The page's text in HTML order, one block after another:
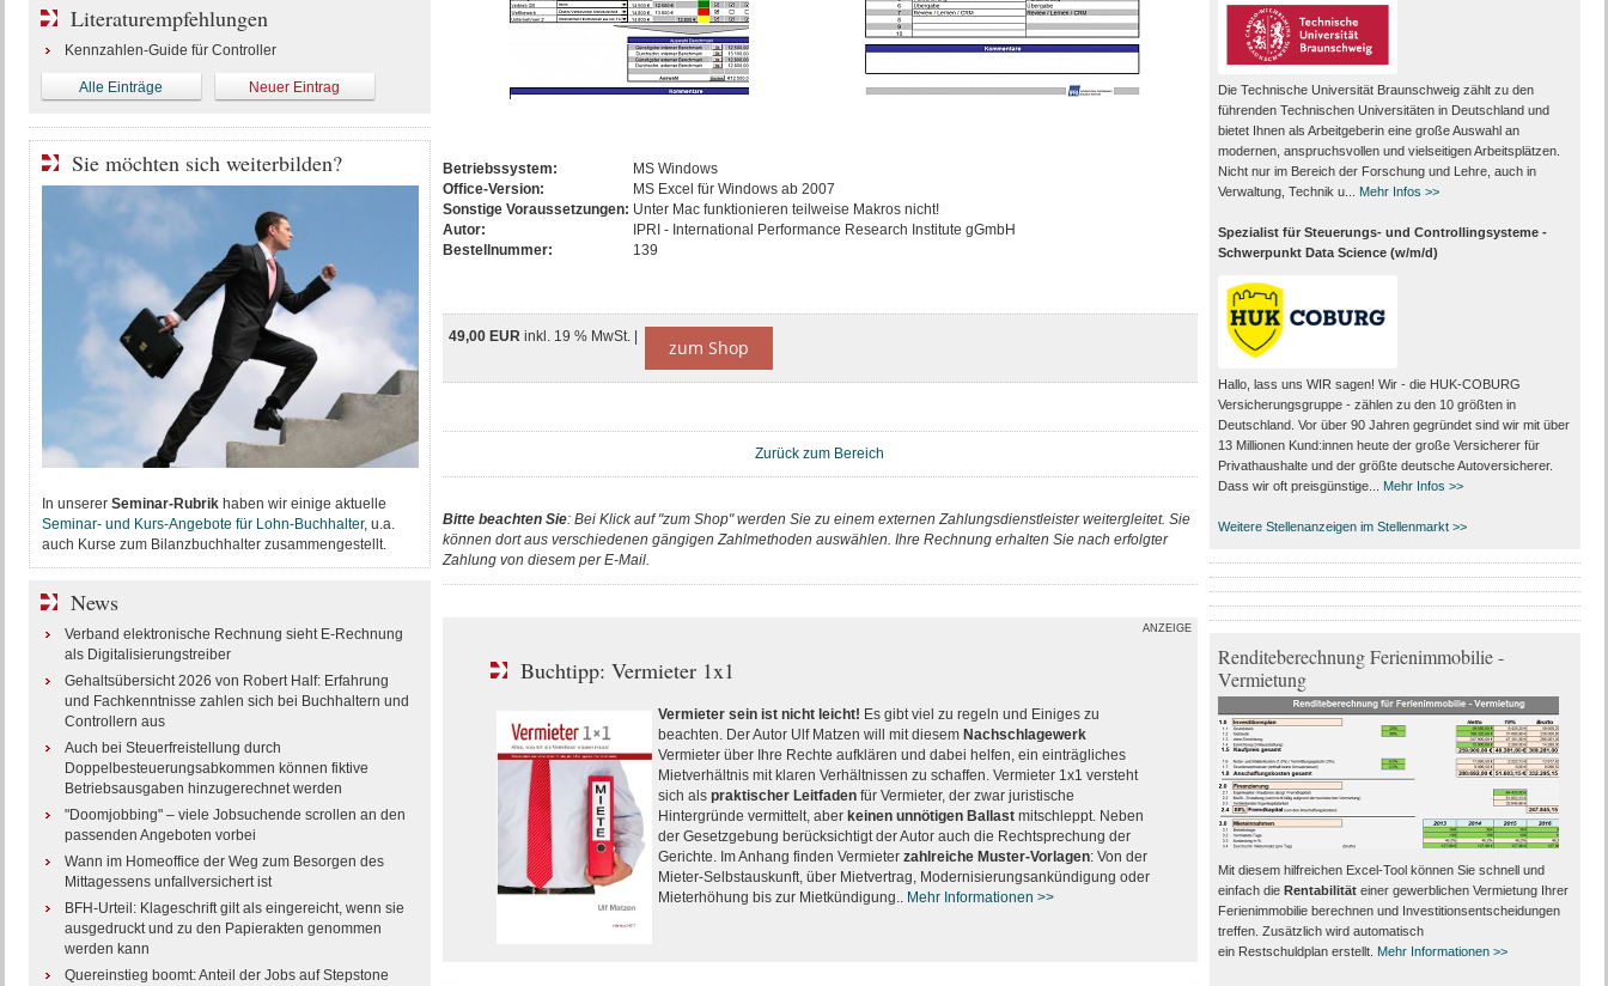
Betriebssystem:
MS Windows
Office-Version:
MS Excel für Windows ab 2007
Sonstige Voraussetzungen: Unter Mac funktionieren teilweise Makros nicht!
Autor:
IPRI - International Performance Research Institute gGmbH
Bestellnummer:
139
49,00 EUR inkl. 19 % MwSt. | zum Shop
Zurück zum Bereich
Bitte beachten Sie: Bei Klick auf "zum Shop" werden Sie zu einem externen Zahlungsdienstleister weitergleitet. Sie
können dort aus verschiedenen gängigen Zahlmethoden auswählen. Ihre Rechnung erhalten Sie nach erfolgter
Zahlung von diesem per E-Mail.
ANZEIGE
Buchtipp: Vermieter 1x1
Vermieter sein ist nicht leicht! Es gibt viel zu regeln und Einiges zu
beachten. Der Autor Ulf Matzen will mit diesem Nachschlagewerk
Vermieter über Ihre Rechte aufklären und dabei helfen, ein einträgliches
Mietverhältnis mit klaren Verhältnissen zu schaffen. Vermieter 1x1 versteht
sich als praktischer Leitfadenfür Vermieter, der zwar juristische
Hintergründe vermittelt, aber keinen unnötigen Ballastmitschleppt. Neben
der Gesetzgebung berücksichtigt der Autor auch die Rechtsprechung der
Gerichte. Im Anhang finden Vermieter zahlreiche Muster-Vorlagen: Von der
Mieter-Selbstauskunft, über Mietvertrag, Modernisierungsankündigung oder
Mieterhöhung bis zur Mietkündigung.. Mehr Informationen >>
Literaturempfehlungen
Kennzahlen-Guide für Controller
Alle Einträge Neuer Eintrag
Sie möchten sich weiterbilden?
In unserer Seminar-Rubrikhaben wir einige aktuelle
Seminar- und Kurs-Angebote für Lohn-Buchhalter, u.a.
auch Kurse zum Bilanzbuchhalter zusammengestellt.
News
Verband elektronische Rechnung sieht E-Rechnung
als Digitalisierungstreiber
Gehaltsübersicht 2026 von Robert Half: Erfahrung
und Fachkenntnisse zahlen sich bei Buchhaltern und
Controllern aus
Auch bei Steuerfreistellung durch
Doppelbesteuerungsabkommen können fiktive
Betriebsausgaben hinzugerechnet werden
"Doomjobbing" – viele Jobsuchende scrollen an den
passenden Angeboten vorbei
Wann im Homeoffice der Weg zum Besorgen des
Mittagessens unfallversichert ist
BFH-Urteil: Klageschrift gilt als eingereicht, wenn sie
ausgedruckt und zu den Papierakten genommen
werden kann
Quereinstieg boomt: Anteil der Jobs auf Stepstone
Die Technische Universität Braunschweig zählt zu den
führenden Technischen Universitäten in Deutschland und
bietet Ihnen als Arbeit­geberin eine große Auswahl an
modernen, anspruchsvollen und vielseitigen Arbeits­plätzen.
Nicht nur im Bereich der Forschung und Lehre, auch in
Verwaltung, Technik u... Mehr Infos >>
Spezialist für Steuerungs- und Controllingsysteme -
Schwerpunkt Data Science (w/m/d)
Hallo, lass uns WIR sagen! Wir - die HUK-COBURG
Versicherungsgruppe - zählen zu den 10 größten in
Deutschland. Vor über 90 Jahren gegründet sind wir mit über
13 Millionen Kund:innen heute der große Versicherer für
Privathaushalte und der größte deutsche Autoversicherer.
Dass wir oft preisgünstige...
Mehr Infos >>
Weitere Stellenanzeigen im Stellenmarkt >>
Renditeberechnung Ferienimmobilie -
Vermietung
Mit diesem hilfreichen Excel-Tool können Sie schnell und
einfach die Rentabilität einer gewerblichen Vermietung Ihrer
Ferienimmobilie berechnen und Investitionsentscheidungen
treffen. Zusätzlich wird automatisch
ein Restschuldplan erstellt. Mehr Informationen >>